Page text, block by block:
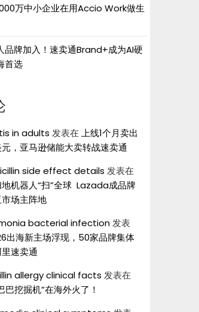
万中小企业在用Accio Work做生
品牌加入！速卖通Brand+成为AI硬
首选
in adults 发表在上线1个月卖出
，亚马逊储能大卖转战速卖通
side effect details 发表在
机器人“扫”全球 Lazada成品牌
场主阵地
bacterial infection发表
出海新主场浮现，50家品牌集体
速卖通
allergy clinical facts 发表在
巴挖掘机”在海外火了！